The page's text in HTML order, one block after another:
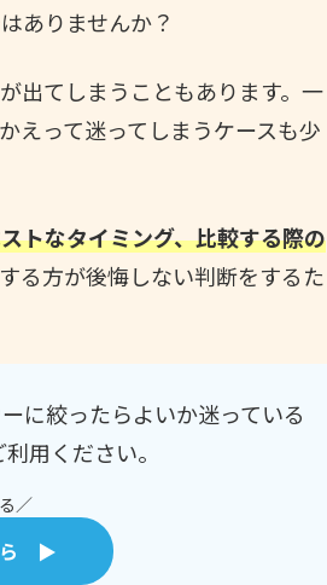
ありませんか？
出てしまうこともあります。一
えって迷ってしまうケースも少
トなタイミング、比較する際の
る方が後悔しない判断をするた
に絞ったらよいか迷っている
利用ください。
／
ら ▶